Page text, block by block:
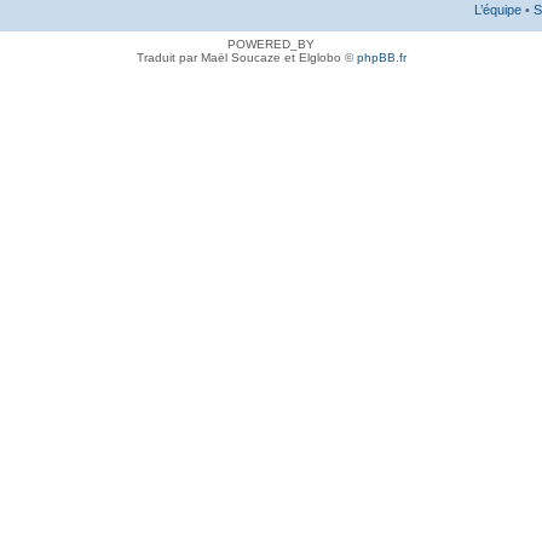
L’équipe •
POWERED_BY
Traduit par Maël Soucaze et Elglobo ©phpBB.fr